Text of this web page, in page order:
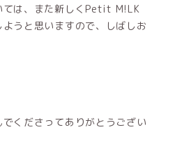
ては、また新しくPetit M!LK
うと思いますので、しばしお
くださってありがとうござい